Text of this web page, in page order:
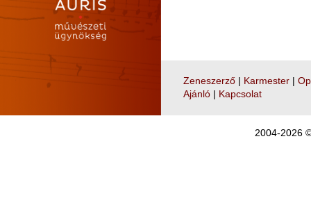
Zeneszerző | Karmester |
Ajánló | Kapcsolat
2004-2026